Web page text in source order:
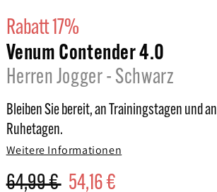
rabatt 17%
Venum Contender 4.0
Herren Jogger - Schwarz
Bleiben Sie bereit, an Trainingstagen und an
Ruhetagen.
Weitere Informationen
Normaler
64,99 € Verkaufspreis
54,16 €